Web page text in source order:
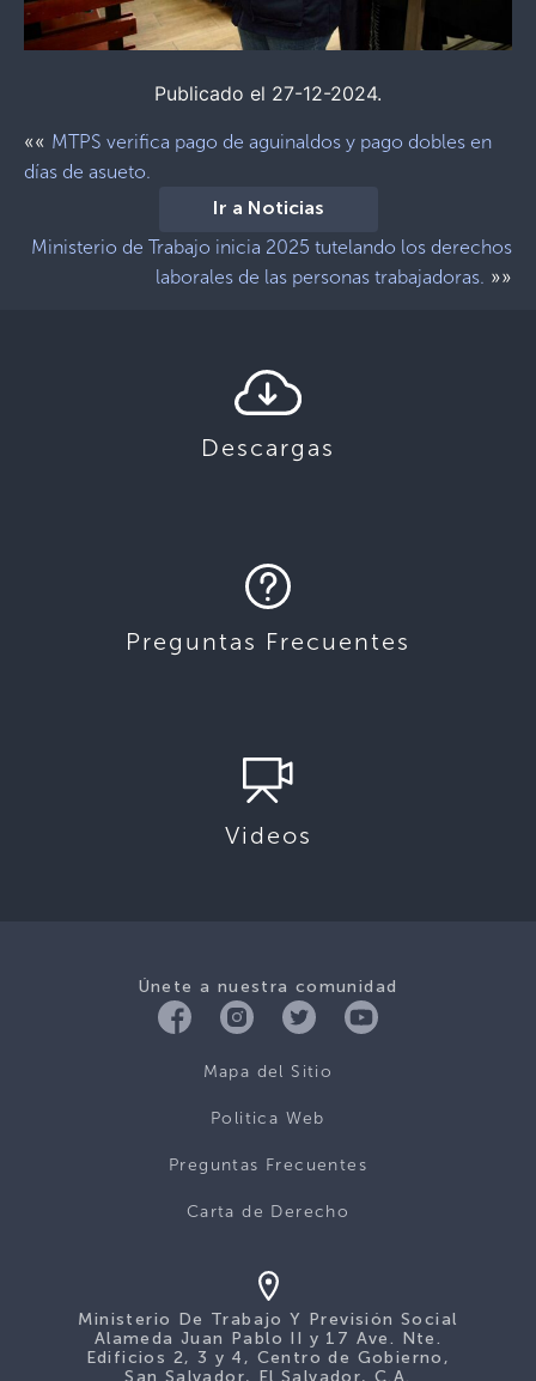
Publicado el 27-12-2024.
«« MTPS verifica pago de aguinaldos y pago dobles en
días de asueto.
Ir a Noticias
Ministerio de Trabajo inicia 2025 tutelando los derechos
laborales de las personas trabajadoras. »»
Descargas
Preguntas Frecuentes
Videos
Únete a nuestra comunidad
Mapa del Sitio
Politica Web
Preguntas Frecuentes
Carta de Derecho
Ministerio De Trabajo Y Previsión Social
Alameda Juan Pablo II y 17 Ave. Nte.
Edificios 2, 3 y 4, Centro de Gobierno,
San Salvador, El Salvador, C.A.